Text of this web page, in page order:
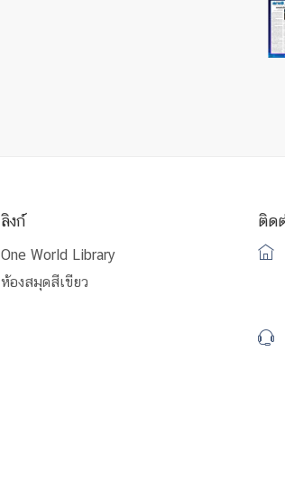
ลิงก์
One World Library
ห้องสมุดสีเขียว
ติด